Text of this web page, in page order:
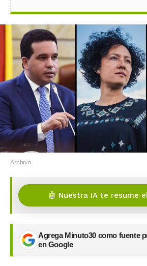
Archivo
🤖 Nuestra IA te resume
Agrega Minuto30 como fuente
en Google